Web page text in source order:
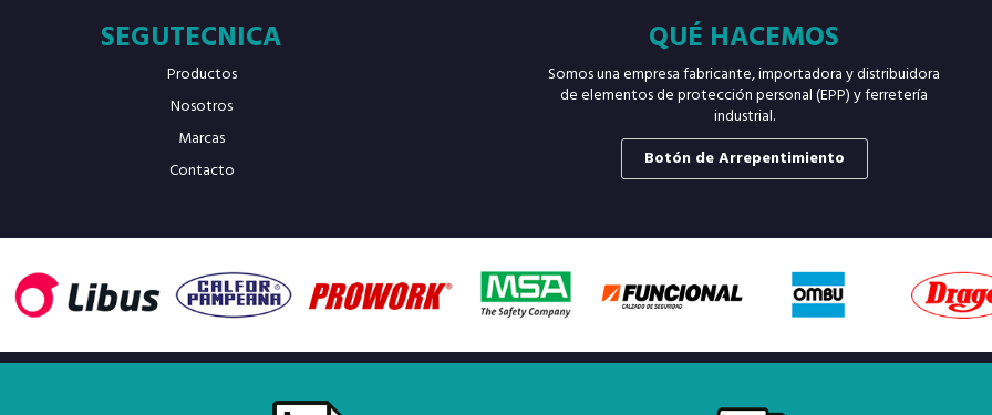
SEGUTECNICA
Productos
Nosotros
Marcas
Contacto
QUÉ HACEMOS
Somos una empresa fabricante, importadora y distribuidora
de elementos de protección personal (EPP) y ferretería
industrial.
Botón de Arrepentimiento